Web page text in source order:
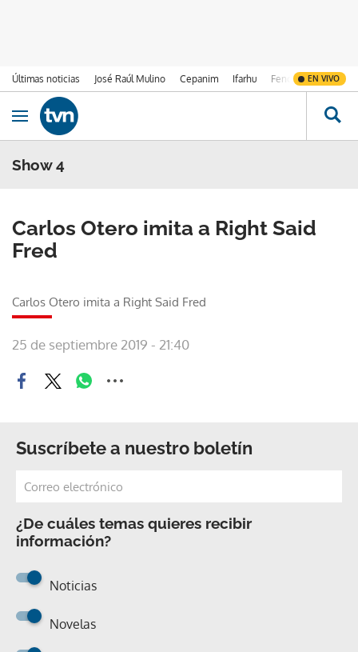
Últimas noticias José Raúl Mulino Cepanim Ifarhu Fenómeno de El
EN VIVO
Ir al contenido
Obrir navegació
Show 4
Carlos Otero imita a Right Said
Fred
Carlos Otero imita a Right Said Fred
25 de septiembre 2019 - 21:40
Suscríbete a nuestro boletín
¿De cuáles temas quieres recibir
información?
Noticias
Novelas